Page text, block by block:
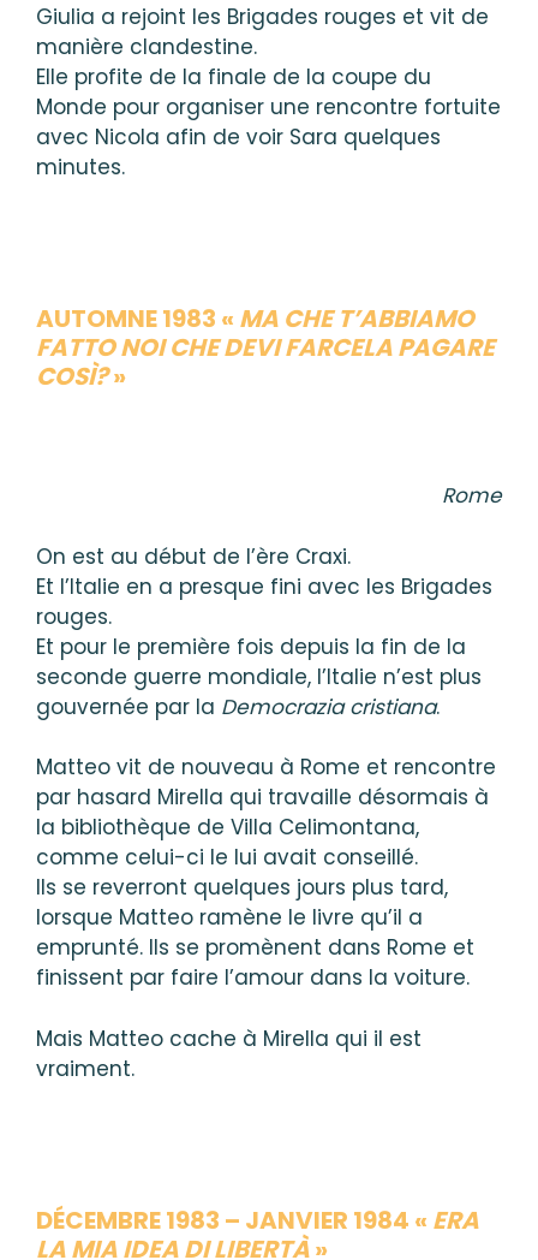
Giulia a rejoint les Brigades rouges et vit de
manière clandestine.
Elle profite de la finale de la coupe du
Monde pour organiser une rencontre fortuite
avec Nicola afin de voir Sara quelques
minutes.
AUTOMNE 1983 « MA CHE T’ABBIAMO
FATTO NOI CHE DEVI FARCELA PAGARE
COSÌ?»
Rome
On est au début de l’ère Craxi.
Et l’Italie en a presque fini avec les Brigades
rouges.
Et pour le première fois depuis la fin de la
seconde guerre mondiale, l’Italie n’est plus
gouvernée par la Democrazia cristiana.
Matteo vit de nouveau à Rome et rencontre
par hasard Mirella qui travaille désormais à
la bibliothèque de Villa Celimontana,
comme celui-ci le lui avait conseillé.
Ils se reverront quelques jours plus tard,
lorsque Matteo ramène le livre qu’il a
emprunté. Ils se promènent dans Rome et
finissent par faire l’amour dans la voiture.
Mais Matteo cache à Mirella qui il est
vraiment.
DÉCEMBRE 1983 – JANVIER 1984 « ERA
LA MIA IDEA DI LIBERTÀ»